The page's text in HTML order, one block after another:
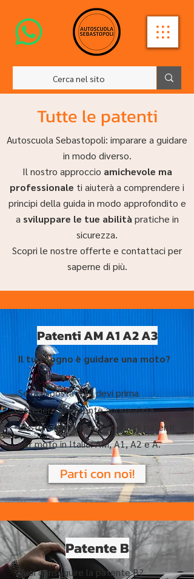
Tutte le patenti
Autoscuola Sebastopoli: imparare a guidare
in modo diverso.
Il nostro approccio amichevole ma
professionale ti aiuterà a comprendere i
principi della guida in modo approfondito e
a sviluppare le tue abilità pratiche in
sicurezza.
Scopri le nostre offerte e contattaci per
saperne di più.
Patenti AM A1 A2 A3
Il tuo sogno è guidare una moto?
Se la risposta è sì, devi prima
ottenere la patente appropriata.
Esistono quattro categorie di patenti
per moto in Italia: AM, A1, A2 e A.
Parti con noi!
Patente B
Vuoi conseguire la patente B?